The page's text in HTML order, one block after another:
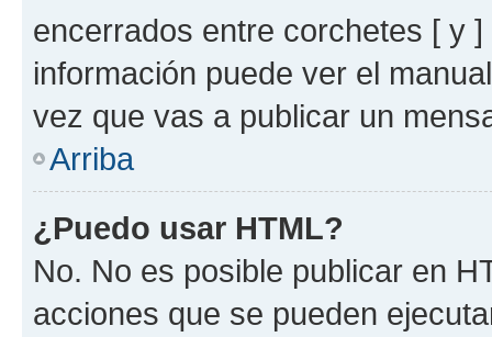
encerrados entre corchetes [ y
información puede ver el
vez que vas a publicar un
Arriba
¿Puedo usar HTML?
No. No es posible publicar en
acciones que se pueden